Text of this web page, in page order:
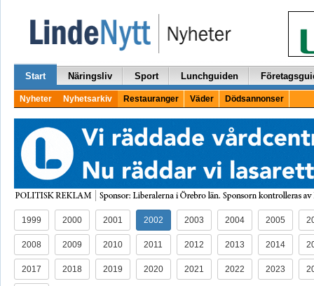
Start Näringsliv Sport Lunchguiden
Nyheter Nyhetsarkiv Restauranger Väder Dödsannonser
1999 2000 2001 2002 2003 2004 2005
2008 2009 2010 2011 2012 2013 2014
2017 2018 2019 2020 2021 2022 2023